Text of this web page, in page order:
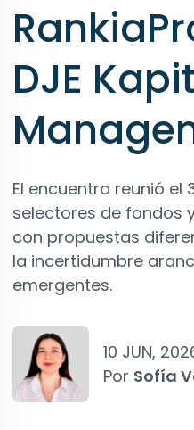
DJE
El encuentro reunió el
selectores de fondos
con propuestas
la incertidumbre
emergentes.
10 JUN,
Por Sofía